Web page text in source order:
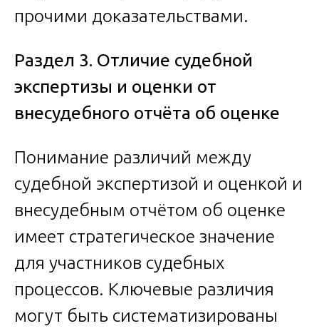
прочими доказательствами.
Раздел 3. Отличие судебной
экспертизы и оценки от
внесудебного отчёта об оценке
Понимание различий между
судебной экспертизой и оценкой и
внесудебным отчётом об оценке
имеет стратегическое значение
для участников судебных
процессов. Ключевые различия
могут быть систематизированы